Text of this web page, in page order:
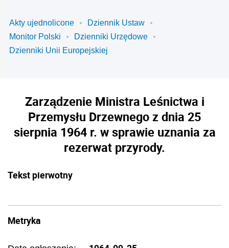
Akty ujednolicone
Dziennik Ustaw
Monitor Polski
Dzienniki Urzędowe
Dzienniki Unii Europejskiej
Zarządzenie Ministra Leśnictwa i
Przemysłu Drzewnego z dnia 25
sierpnia 1964 r. w sprawie uznania za
rezerwat przyrody.
Tekst pierwotny
Metryka